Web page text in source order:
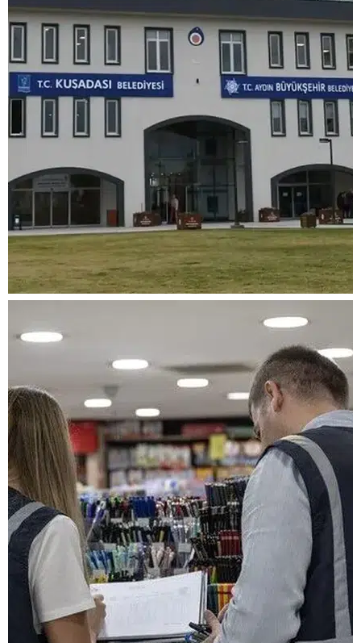
Kuşadası Belediyesi'ne
rüşvet operasyonu: 16
şüpheli adliyeye sevk
edildi